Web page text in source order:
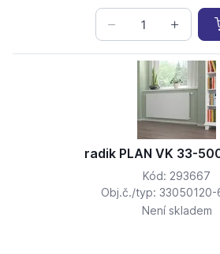
radik PLAN VK 33-
Kód: 293667
Obj.č./typ: 33050120-
Není skladem